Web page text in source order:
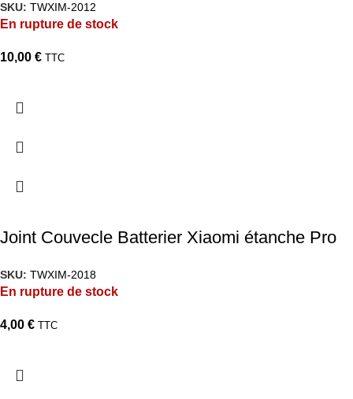
SKU: TWXIM-2012
En rupture de stock
10,00 € TTC
Joint Couvecle Batterier Xiaomi étanche Pro
SKU: TWXIM-2018
En rupture de stock
4,00 € TTC